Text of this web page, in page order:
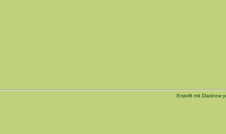
Erstellt mit Diashow